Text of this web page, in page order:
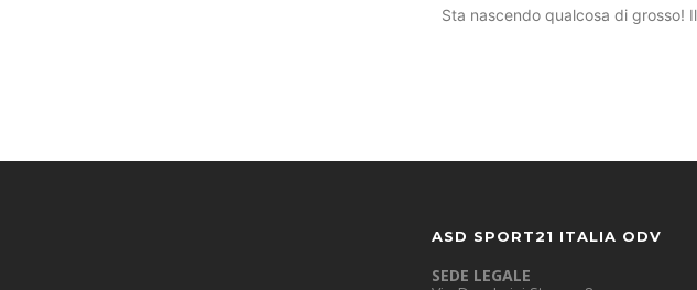
Sta nascendo qualcosa di grosso!
ASD SPORT21 ITALIA ODV
SEDE LEGALE